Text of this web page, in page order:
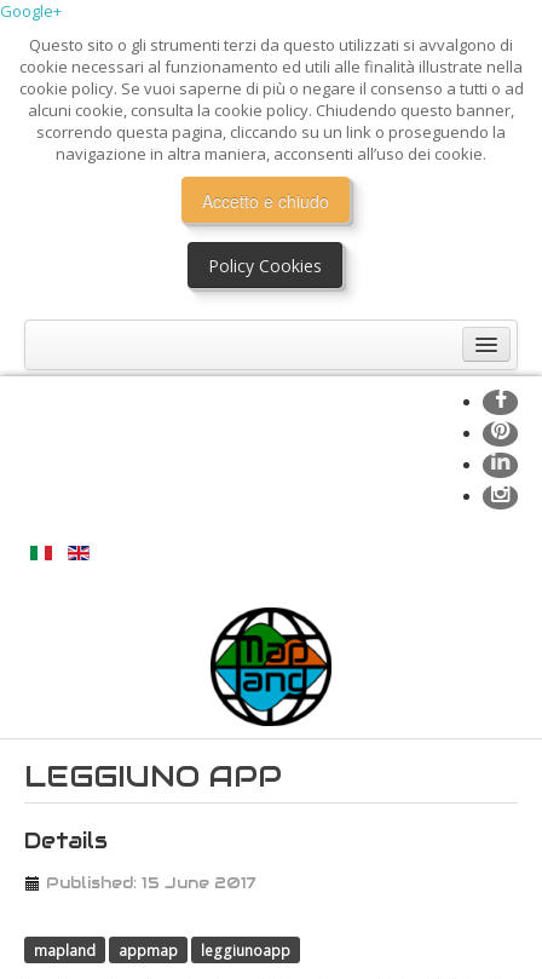
Google+
Questo sito o gli strumenti terzi da questo utilizzati si avvalgono di
cookie necessari al funzionamento ed utili alle finalità illustrate nella
cookie policy. Se vuoi saperne di più o negare il consenso a tutti o ad
alcuni cookie, consulta la cookie policy. Chiudendo questo banner,
scorrendo questa pagina, cliccando su un link o proseguendo la
navigazione in altra maniera, acconsenti all’uso dei cookie.
Accetto e chiudo
Policy Cookies
LEGGIUNO APP
Details
Published: 15 June 2017
mapland appmap leggiunoapp